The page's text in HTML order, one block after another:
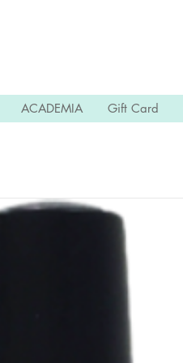
ACADEMIA Gift Card